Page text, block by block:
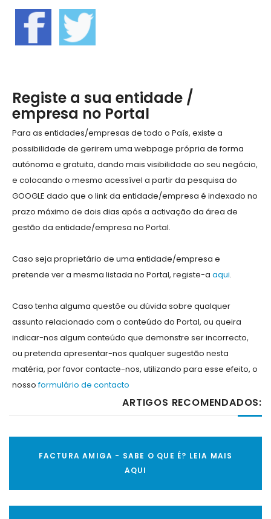
Registe a sua entidade /
empresa no Portal
Para as entidades/empresas de todo o País, existe a
possibilidade de gerirem uma webpage própria de forma
autónoma e gratuita, dando mais visibilidade ao seu negócio,
e colocando o mesmo acessível a partir da pesquisa do
GOOGLE dado que o link da entidade/empresa é indexado no
prazo máximo de dois dias após a activação da área de
gestão da entidade/empresa no Portal.
Caso seja proprietário de uma entidade/empresa e
pretende ver a mesma listada no Portal, registe-a aqui.
Caso tenha alguma questõe ou dúvida sobre qualquer
assunto relacionado com o conteúdo do Portal, ou queira
indicar-nos algum conteúdo que demonstre ser incorrecto,
ou pretenda apresentar-nos qualquer sugestão nesta
matéria, por favor contacte-nos, utilizando para esse efeito, o
nossoformulário de contacto
ARTIGOS RECOMENDADOS:
FACTURA AMIGA - SABE O QUE É? LEIA MAIS
AQUI